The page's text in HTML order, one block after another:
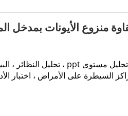
الأيونات بمدخل الماء
السيطرة على الأمراض ، اختبار